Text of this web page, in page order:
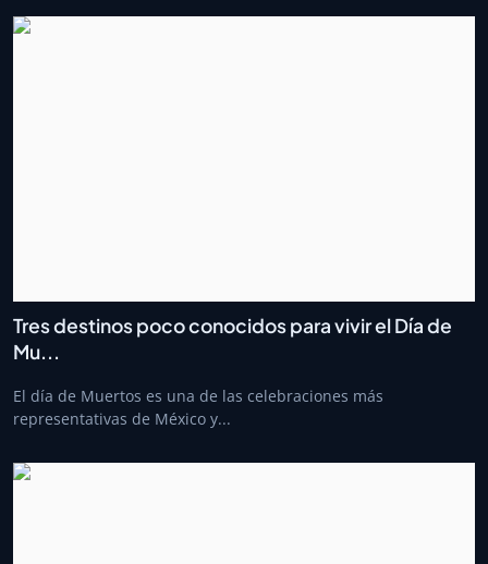
Tres destinos poco conocidos para vivir el Día de
Mu...
El día de Muertos es una de las celebraciones más
representativas de México y...